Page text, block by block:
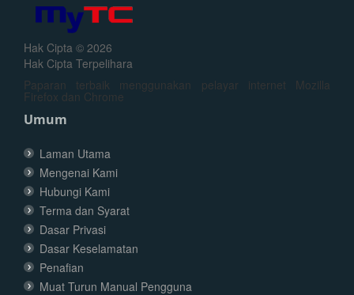
Hak Cipta © 2026
Hak Cipta Terpelihara
Paparan terbaik menggunakan pelayar internet Mozilla
Firefox dan Chrome
Umum
Laman Utama
Mengenai Kami
Hubungi Kami
Terma dan Syarat
Dasar Privasi
Dasar Keselamatan
Penafian
Muat Turun Manual Pengguna